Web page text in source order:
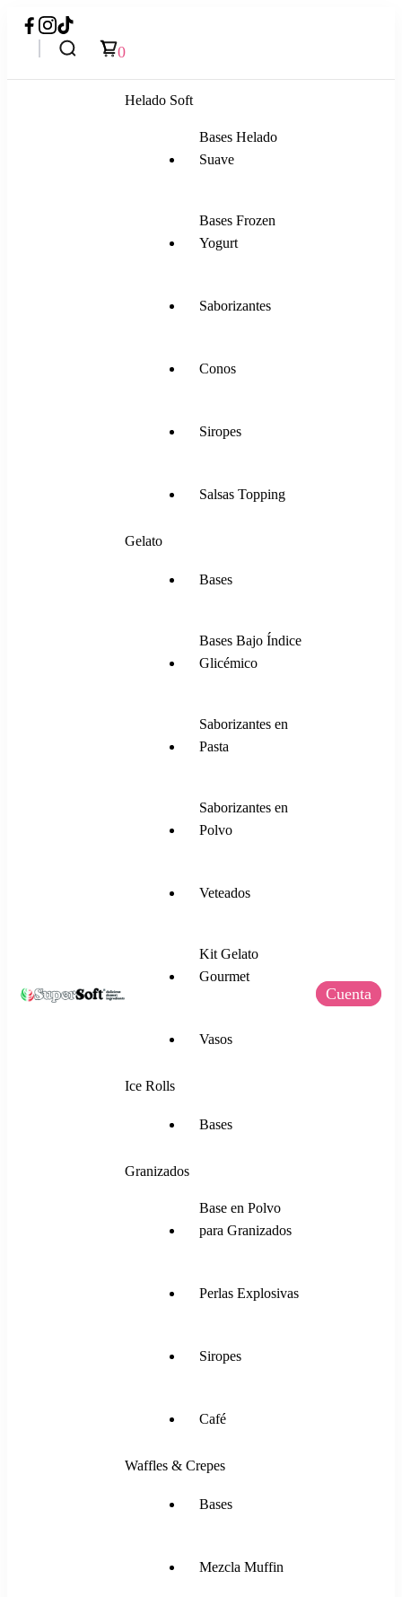
0
Mezclas para Helado Suave, Frozen Yogurt,
Helado Soft
Bases Helado
Suave
Bases Frozen
Yogurt
Saborizantes
Conos
Siropes
Salsas Topping
Gelato
Bases
Bases Bajo Índice
Glicémico
Saborizantes en
Pasta
Saborizantes en
Polvo
Veteados
Kit Gelato
Gourmet
Vasos
Ice Rolls
Bases
Granizados
Base en Polvo
para Granizados
Perlas Explosivas
Siropes
Café
Waffles & Crepes
Bases
Mezcla Muffin
Cuenta